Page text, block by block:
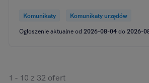
Komunikaty
Komunikaty urzędów
Ogłoszenie aktualne od 2026-08-04do 2026-
1 - 10 z 32 ofert